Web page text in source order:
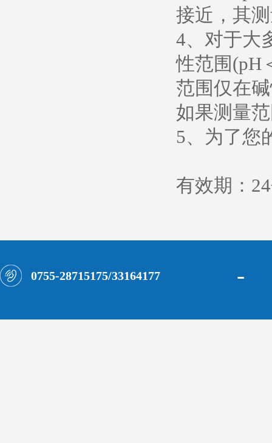
接近，其
4、对于大
性范围(pH
范围仅在
如果测量
5、为了您
有效期：
0755-28715175/33164177 -